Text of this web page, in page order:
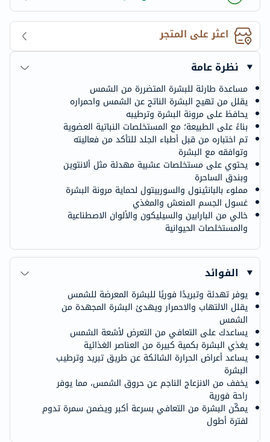
اعثر على المتجر
نظرة عامة
مساعدة طارئة للبشرة المتضررة من الشمس
يقلل من تهيج البشرة الناتج عن الشمس واحمراره
يحافظ على مرونة البشرة وترطيبه
بناءً على الطبيعة؛ مع المستخلصات النباتية العضوية
تم اختباره من قبل أطباء الجلد للتأكد من فعاليته
وتوافقه مع البشرة
يحتوي على مستخلصات عشبية مهدئة مثل ألانتوين
وبندق الساحرة
مملوء بالبانثينول والسوربيتول لحماية مرونة البشرة
غسول الجسم المنعش والمغذي
خالي من البارابين والسيليكون والألوان الاصطناعية
والمستخلصات الحيوانية
الفوائد
يوفر تهدئة وتبريدًا فوريًا للبشرة المعرضة للشمس
يقلل الالتهاب والاحمرار ويهدئ البشرة المجهدة من
الشمس
يساعدك على التعافي من التعرض لأشعة الشمس
يغذي البشرة بكمية كبيرة من العناصر الغذائية
يساعد أعراض الحرارة الشائكة عن طريق تبريد وترطيب
البشرة
يخفف من الانزعاج الناجم عن حروق الشمس، مما يوفر
راحة فورية
يمكّن البشرة من التعافي بسرعة أكبر ويضمن سمرة تدوم
لفترة أطول